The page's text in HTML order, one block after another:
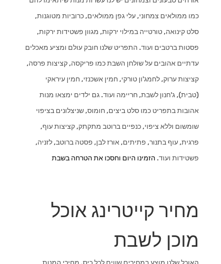
כמו ממולאים צמחוני, עלי גפן ממולאים, כרוביות מטוגנות,
סלט קינואה, טורטייה במילוי ירקות, מגוון פשטידות ירקות,
פסטות ברטבים ועוד. התפריט שלנו חובק עולם ומציע מאכלים
עדתיים אהובים על שולחן השבת כמו פריקסה, קציצות פרסה,
קציצות ערוק, לחמג'ון טורקי, חמין אשכנזי, חמין עיראקי
(טבית), ג'חנון לשבת, חריימה ועוד. גם ילדים ימצאו מנות
אהובות בתפריט כמו סלט ביצים, חומוס, שניצלונים בציפוי
שומשום וללא ציפוי, כנפיים ברוטב מתקתק, קציצות עוף,
פרגית, עוף בתנור, פתיתים, אורז לבן, פסטה ברוטב, לזניה,
פשטידות ועוד. הזמינו היום וחסכו את הטרחה בשבת
מחיר קייטרינג אוכל
מוכן לשבת